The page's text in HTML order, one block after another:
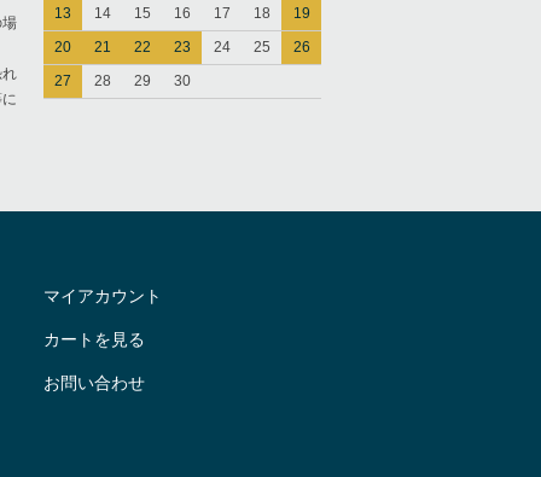
13
14 15 16 17 18
19
20
21 22 23 24 25
26
27
28 29 30
マイアカウント
カートを見る
お問い合わせ